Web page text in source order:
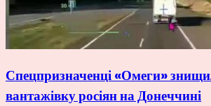
Спецпризначенці «Омеги»
вантажівку росіян на Донеччині